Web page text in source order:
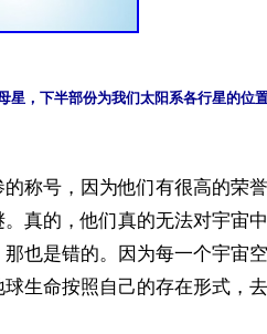
，下半部份为我们太阳系各行星的位
称号，因为他们有很高的荣
真的，他们真的无法对宇宙
也是错的。因为每一个宇宙
生命按照自己的存在形式，